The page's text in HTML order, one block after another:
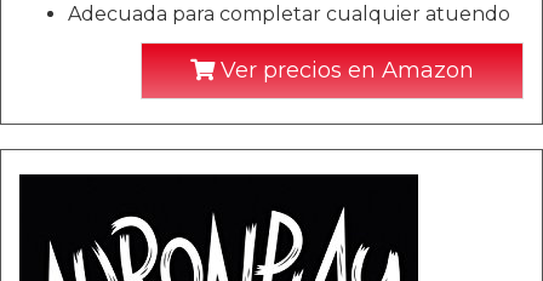
Adecuada para completar cualquier atuendo
Ver precios en Amazon